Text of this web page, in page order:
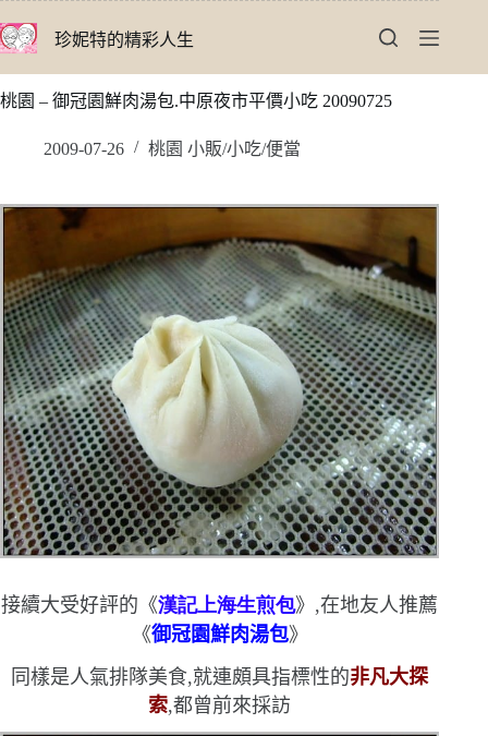
至
要
珍妮特的精彩人生
桃園 – 御冠園鮮肉湯包.中原夜市平價小吃 20090725
2009-07-26 桃園 小販/小吃/便當
接續大受好評的《漢記上海生煎包》,在地友人推薦
《御冠園鮮肉湯包》
同樣是人氣排隊美食,就連頗具指標性的非凡大探
索,都曾前來採訪